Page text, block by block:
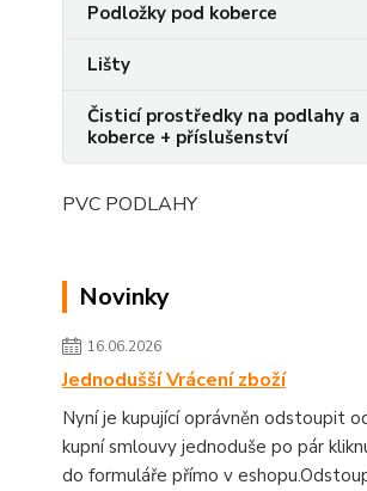
Podložky pod koberce
Lišty
Čisticí prostředky na podlahy a
koberce + příslušenství
PVC PODLAHY
Novinky
16.06.2026
Jednodušší Vrácení zboží
Nyní je kupující oprávněn odstoupit
kupní smlouvy jednoduše po pár
do formuláře přímo v